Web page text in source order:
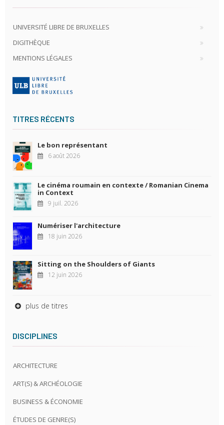
UNIVERSITÉ LIBRE DE BRUXELLES
DIGITHÈQUE
MENTIONS LÉGALES
TITRES RÉCENTS
Le bon représentant
6 août 2026
Le cinéma roumain en contexte / Romanian Cinema
in Context
9 juil. 2026
Numériser l'architecture
18 juin 2026
Sitting on the Shoulders of Giants
12 juin 2026
plus de titres
DISCIPLINES
ARCHITECTURE
ART(S) & ARCHÉOLOGIE
BUSINESS & ÉCONOMIE
ÉTUDES DE GENRE(S)